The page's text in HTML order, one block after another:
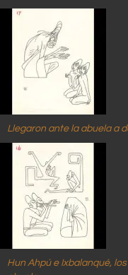
Llegaron ante la abuela a
Hun Ahpú e Ixbalanqué,